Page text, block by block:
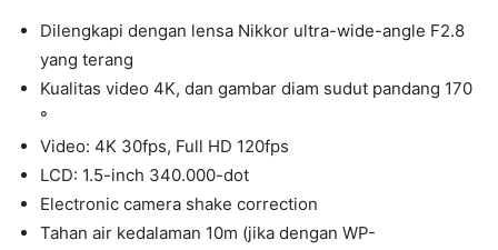
Dilengkapi dengan lensa Nikkor ultra-wide-angle F2.8
yang terang
Kualitas video 4K, dan gambar diam sudut pandang 170
°
Video: 4K 30fps, Full HD 120fps
LCD: 1.5-inch 340.000-dot
Electronic camera shake correction
Tahan air kedalaman 10m (jika dengan WP-